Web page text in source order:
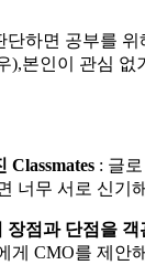
하면 공부를
),본인이 관심
Classmates : 글
너무 서로 신기
점과 단점을 객
게 CMO를 제안